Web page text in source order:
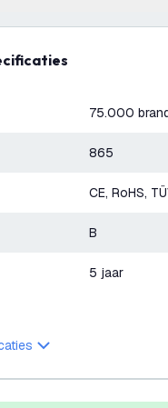
75.000
865
CE, RoHS,
B
5 jaar